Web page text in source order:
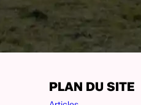
PLAN DU SITE